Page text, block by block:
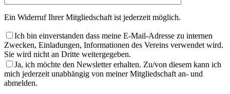
Ein Widerruf Ihrer Mitgliedschaft ist jederzeit möglich.
Ich bin einverstanden dass meine E-Mail-Adresse zu internen
Zwecken, Einladungen, Informationen des Vereins verwendet wird.
Sie wird nicht an Dritte weitergegeben.
Ja, ich möchte den Newsletter erhalten. Zu/von diesem kann ich
mich jederzeit unabhängig von meiner Mitgliedschaft an- und
abmelden.